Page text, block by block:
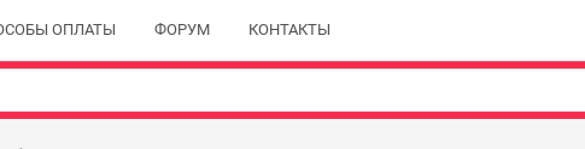
ОПЛАТЫ ФОРУМ КОНТАКТЫ